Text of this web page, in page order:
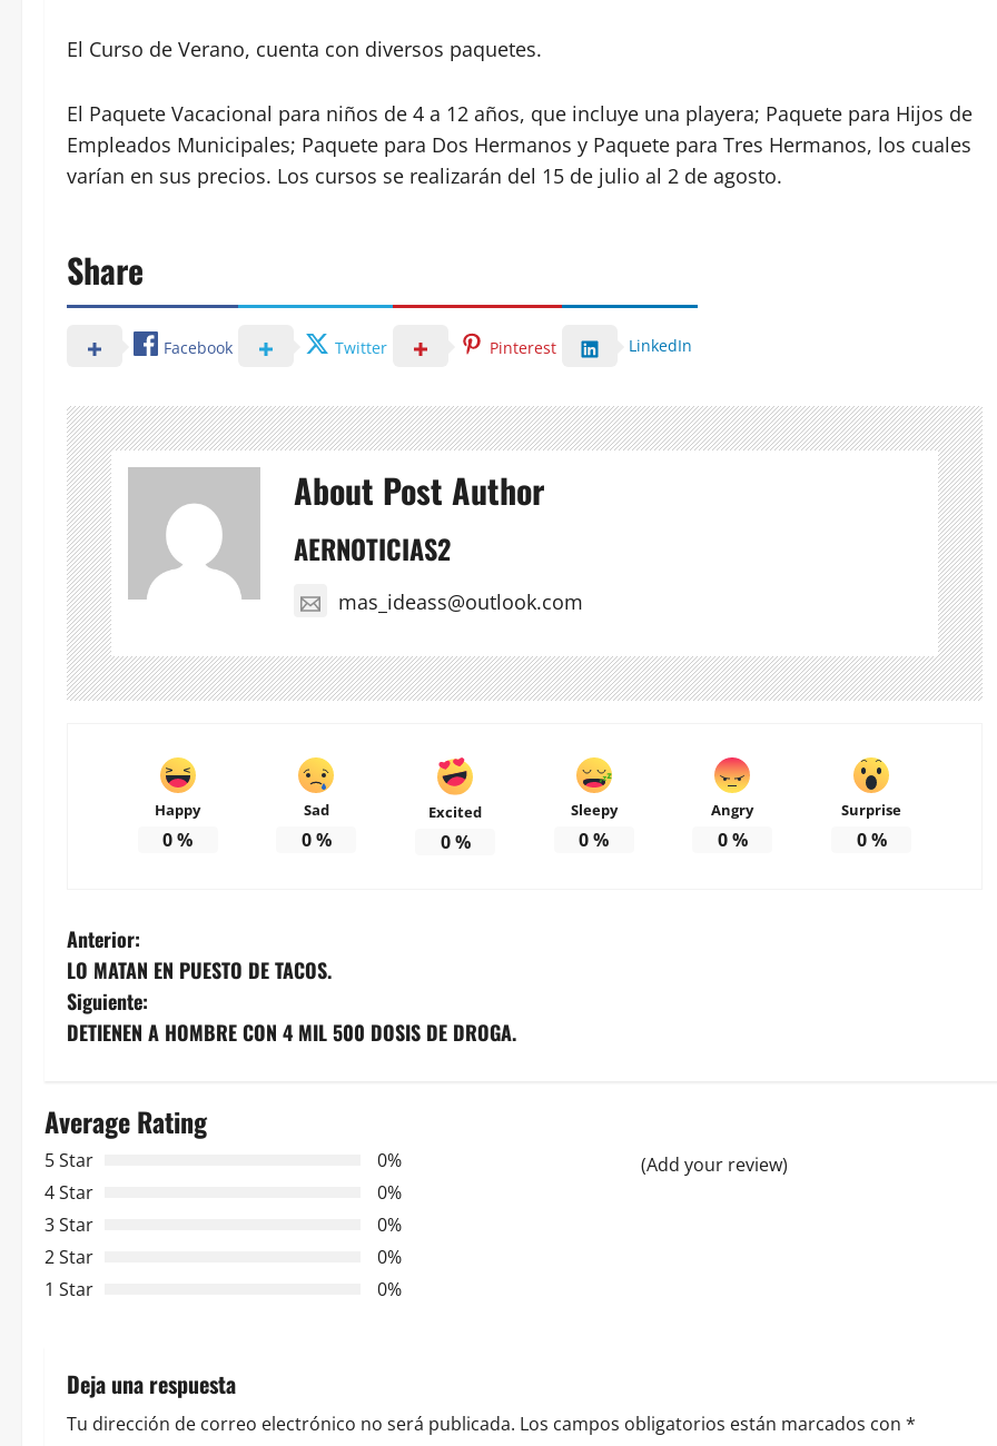
El Curso de Verano, cuenta con diversos paquetes.
El Paquete Vacacional para niños de 4 a 12 años, que incluye una playera; Paquete para Hijos de
Empleados Municipales; Paquete para Dos Hermanos y Paquete para Tres Hermanos, los cuales
varían en sus precios. Los cursos se realizarán del 15 de julio al 2 de agosto.
Share
Facebook Twitter Pinterest LinkedIn
About Post Author
AERNOTICIAS2
mas_ideass@outlook.com
Happy
0%
Sad
0%
Excited
0%
Sleepy
0%
Angry
0%
Surprise
0%
N
a
v
g
a
c
i
n
d
Anterior:
LO MATAN EN PUESTO DE TACOS.
Siguiente:
DETIENEN A HOMBRE CON 4 MIL 500 DOSIS DE DROGA.
Average Rating
5 Star
0%
4 Star
0%
3 Star
0%
2 Star
0%
1 Star
0%
(Add your review)
Deja una respuesta
Tu dirección de correo electrónico no será publicada. Los campos obligatorios están marcados con *